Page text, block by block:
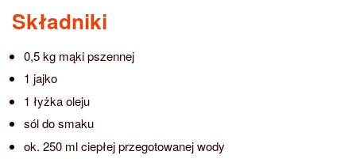
Składniki
0,5 kg mąki pszennej
1 jajko
1 łyżka oleju
sól do smaku
ok. 250 ml ciepłej przegotowanej wody